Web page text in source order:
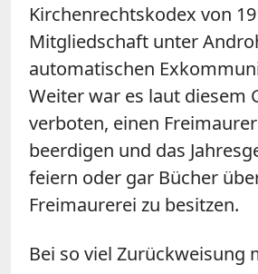
Kirchenrechtskodex von
Mitgliedschaft unter
automatischen
Weiter war es laut diesem
verboten, einen
beerdigen und das
feiern oder gar Bücher
Freimaurerei zu besitzen.
Bei so viel Zurückweisung